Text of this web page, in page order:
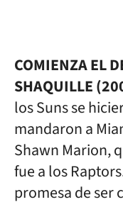
COMIENZA EL
SHAQUILLE
los Suns se
mandaron a
Shawn Marion,
fue a los
promesa de ser